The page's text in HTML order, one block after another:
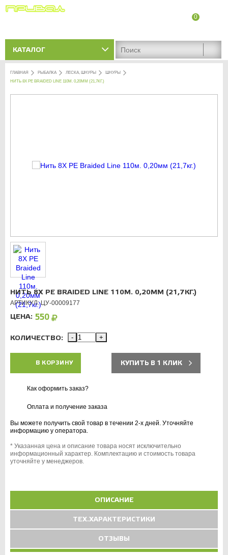
0
КАТАЛОГ
ГЛАВНАЯ РЫБАЛКА ЛЕСКА, ШНУРЫ
ШНУРЫ
НИТЬ 8X PE BRAIDED LINE 110М. 0,20ММ (21,7КГ.)
НИТЬ 8X PE BRAIDED LINE 110М. 0,20ММ (21,7КГ.)
АРТИКУЛ: ЦУ-00009177
ЦЕНА: 550
КОЛИЧЕСТВО: - +
В КОРЗИНУ КУПИТЬ В 1 КЛИК
Как оформить заказ?
Оплата и получение заказа
Вы можете получить свой товар в течении 2-х дней. Уточняйте
информацию у оператора.
* Указанная цена и описание товара носят исключительно
информационный характер. Комплектацию и стоимость товара
уточняйте у менеджеров.
ОПИСАНИЕ
ТЕХ.ХАРАКТЕРИСТИКИ
ОТЗЫВЫ